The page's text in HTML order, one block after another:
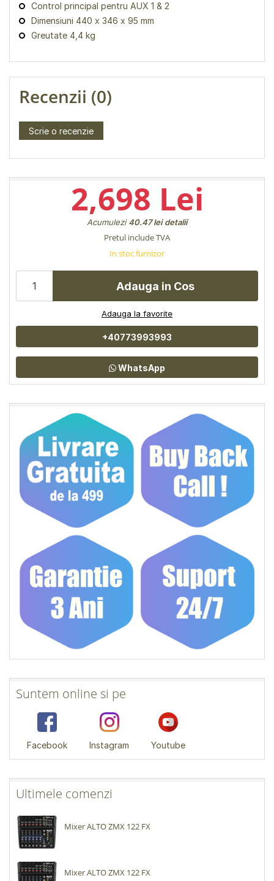
Control principal pentru AUX 1 & 2
Dimensiuni 440 x 346 x 95 mm
Greutate 4,4 kg
Recenzii (0)
Scrie o recenzie
2,698 Lei
Acumulezi40.47 lei detalii
Pretul include TVA
In stoc furnizor
Adauga in Cos
Adauga la favorite
+40773993993
WhatsApp
Suntem online si pe
Facebook Instagram Youtube
Ultimele comenzi
Mixer ALTO ZMX 122 FX
Mixer ALTO ZMX 122 FX